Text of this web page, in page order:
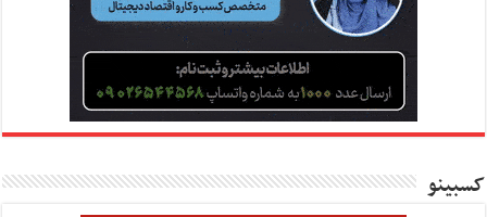
کسبینو